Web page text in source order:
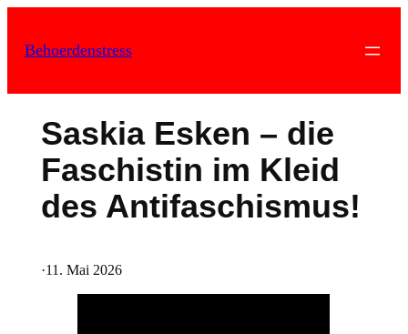
Inhalt
Behoerdenstress
Saskia Esken – die
Faschistin im Kleid
des Antifaschismus!
·11. Mai 2026